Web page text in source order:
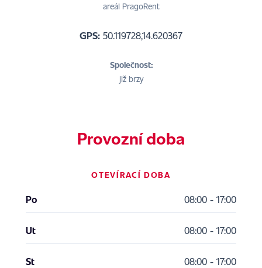
areál PragoRent
GPS: 50.119728,14.620367
Společnost:
již brzy
Provozní doba
OTEVÍRACÍ DOBA
Po 08:00 - 17:00
Ut 08:00 - 17:00
St 08:00 - 17:00